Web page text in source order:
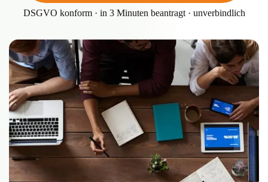
DSGVO konform · in 3 Minuten beantragt · unverbindlich